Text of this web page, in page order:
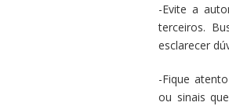
-Evite a
terceiros.
esclarecer
-Fique
ou sinais